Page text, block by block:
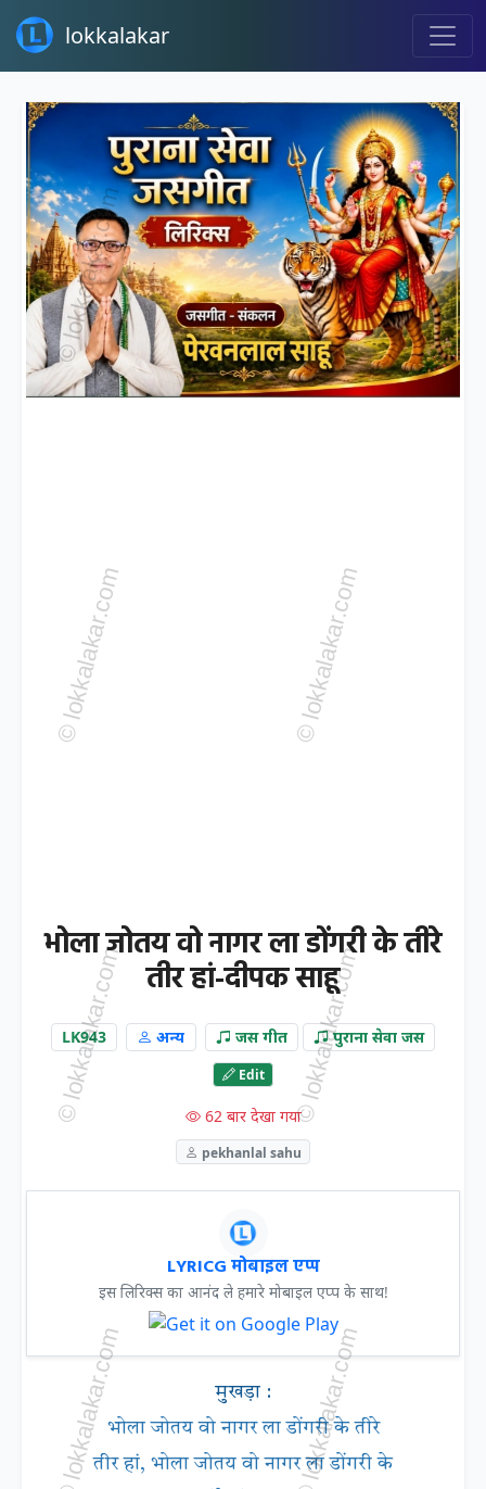
lokkalakar
भोला जोतय वो नागर ला डोंगरी के तीरे
तीर हां-दीपक साहू
LK943 अन्य जस गीत पुराना सेवा जस
Edit
62 बार देखा गया
pekhanlal sahu
LYRICG मोबाइल एप्प
इस लिरिक्स का आनंद ले हमारे मोबाइल एप्प के साथ!
मुखड़ा :
भोला जोतय वो नागर ला डोंगरी के तीरे
तीर हां, भोला जोतय वो नागर ला डोंगरी के